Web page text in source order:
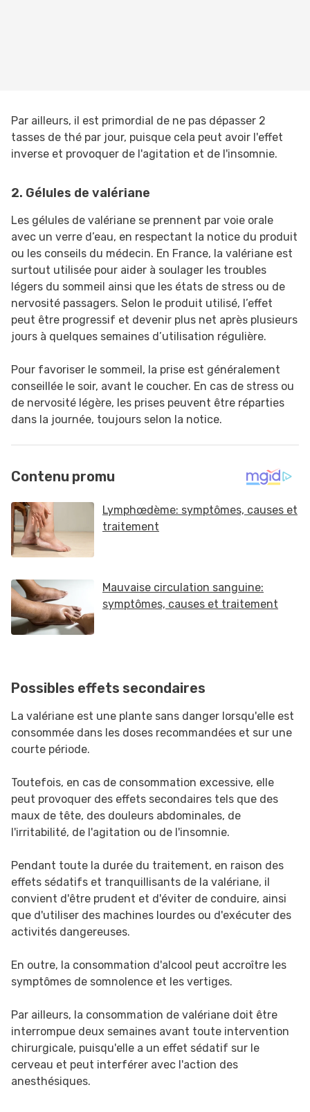
Par ailleurs, il est primordial de ne pas dépasser 2
tasses de thé par jour, puisque cela peut avoir l'effet
inverse et provoquer de l'agitation et de l'insomnie.
2. Gélules de valériane
Les gélules de valériane se prennent par voie orale
avec un verre d’eau, en respectant la notice du produit
ou les conseils du médecin. En France, la valériane est
surtout utilisée pour aider à soulager les troubles
légers du sommeil ainsi que les états de stress ou de
nervosité passagers. Selon le produit utilisé, l’effet
peut être progressif et devenir plus net après plusieurs
jours à quelques semaines d’utilisation régulière.
Pour favoriser le sommeil, la prise est généralement
conseillée le soir, avant le coucher. En cas de stress ou
de nervosité légère, les prises peuvent être réparties
dans la journée, toujours selon la notice.
Possibles effets secondaires
La valériane est une plante sans danger lorsqu'elle est
consommée dans les doses recommandées et sur une
courte période.
Toutefois, en cas de consommation excessive, elle
peut provoquer des effets secondaires tels que des
maux de tête, des douleurs abdominales, de
l'irritabilité, de l'agitation ou de l'insomnie.
Pendant toute la durée du traitement, en raison des
effets sédatifs et tranquillisants de la valériane, il
convient d'être prudent et d'éviter de conduire, ainsi
que d'utiliser des machines lourdes ou d'exécuter des
activités dangereuses.
En outre, la consommation d'alcool peut accroître les
symptômes de somnolence et les vertiges.
Par ailleurs, la consommation de valériane doit être
interrompue deux semaines avant toute intervention
chirurgicale, puisqu'elle a un effet sédatif sur le
cerveau et peut interférer avec l'action des
anesthésiques.